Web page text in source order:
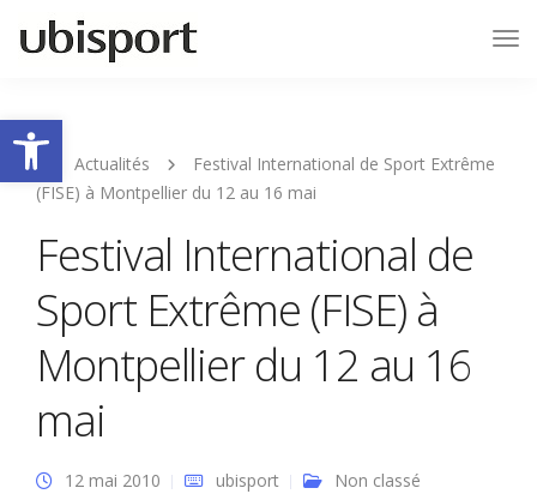
Ouvrir la barre d’outils
Actualités
Festival International de Sport Extrême
(FISE) à Montpellier du 12 au 16 mai
Festival International de
Sport Extrême (FISE) à
Montpellier du 12 au 16
mai
12 mai 2010 ubisport Non classé